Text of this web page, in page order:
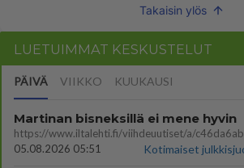
Takaisin ylös
LUETUIMMAT KESKUSTELUT
PÄIVÄ VIIKKO KUUKAUSI
Martinan bisneksillä ei mene hyvin
05.08.2026 05:51
Kotimaiset